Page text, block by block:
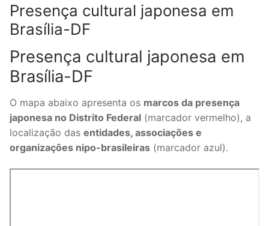
Presença cultural japonesa em
Brasília-DF
Presença cultural japonesa em
Brasília-DF
O mapa abaixo apresenta os marcos da presença
japonesa no Distrito Federal (marcador vermelho), a
localização das entidades, associações e
organizações nipo-brasileiras (marcador azul).